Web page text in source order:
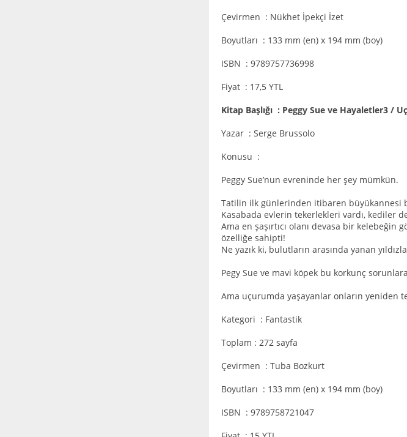
Çevirmen : Nükhet İpekçi İzet
Boyutları : 133 mm (en) x 194 mm (boy)
ISBN : 9789757736998
Fiyat : 17,5 YTL
Kitap Başlığı : Peggy Sue ve Hayaletler3 /
Yazar : Serge Brussolo
Konusu :
Peggy Sue’nun evreninde her şey mümkün.
Tatilin ilk günlerinden itibaren büyükannesi
Kasabada evlerin tekerlekleri vardı, kediler
Ama en şaşırtıcı olanı devasa bir
özelliğe sahipti!
Ne yazık ki, bulutların arasında yanan
Pegy Sue ve mavi köpek bu korkunç
Ama uçurumda yaşayanlar onların yeniden
Kategori : Fantastik
Toplam : 272 sayfa
Çevirmen : Tuba Bozkurt
Boyutları : 133 mm (en) x 194 mm (boy)
ISBN : 9789758721047